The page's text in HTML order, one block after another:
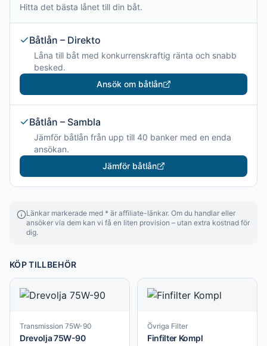
Hitta det bästa lånet till din båt.
Båtlån – Direkto
Låna till båt med konkurrenskraftig ränta och snabb
besked.
Ansök om båtlån
Båtlån – Sambla
Jämför båtlån från upp till 40 banker med en enda
ansökan.
Jämför båtlån
Länkar markerade med * är affiliate-länkar. Om du handlar eller
ansöker via dem kan vi få en liten provision – utan extra kostnad för
dig.
KÖP TILLBEHÖR
Transmission 75W-90
Drevolja 75W-90
Övriga Filter
Finfilter Kompl